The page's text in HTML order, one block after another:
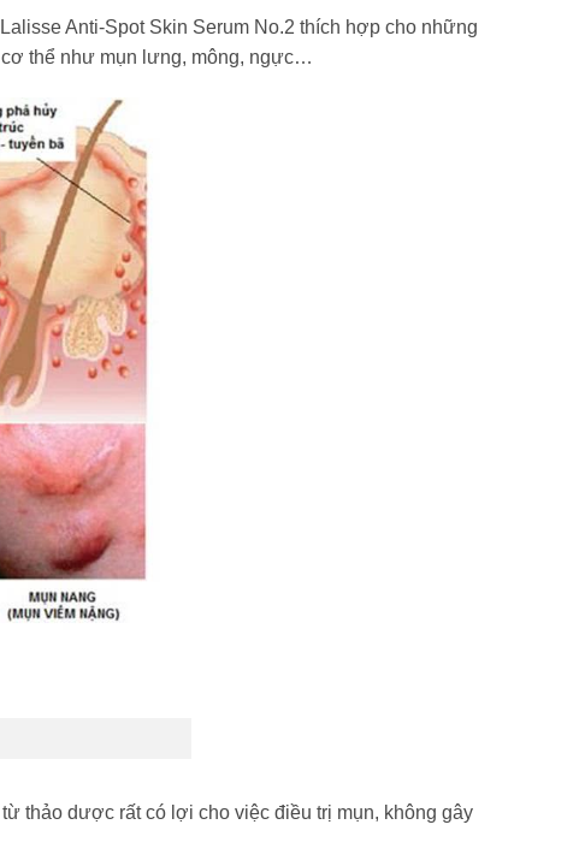
Anti-Spot Skin Serum No.2 thích hợp cho những
cơ thể như mụn lưng, mông, ngực…
thảo dược rất có lợi cho việc điều trị mụn, không gây